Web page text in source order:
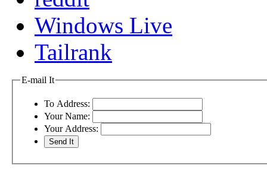
Windows Live
Tailrank
E-mail It
To Address:
Your Name:
Your Address: